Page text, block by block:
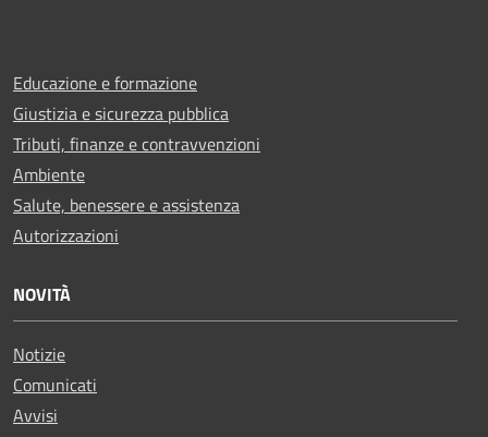
Educazione e formazione
Giustizia e sicurezza pubblica
Tributi, finanze e contravvenzioni
Ambiente
Salute, benessere e assistenza
Autorizzazioni
NOVITÀ
Notizie
Comunicati
Avvisi